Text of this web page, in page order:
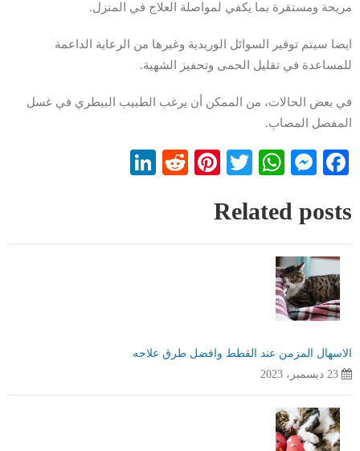
مريحة ومستقرة بما يكفي لمواصلة العلاج في المنزل.
ايضا سيتم توفير السوائل الوريدية وغيرها من الرعاية الداعمة
للمساعدة في تقليل الحمى وتحفيز الشهية.
في بعض الحالات، من الممكن أن يرغب الطبيب البيطري في غسل
المفصل المصاب.
Facebook
Messenger
WhatsApp
Twitter
Pinterest
Reddit
Related posts
الاسهال المزمن عند القطط وافضل طرق علاجه
23 ديسمبر، 2023